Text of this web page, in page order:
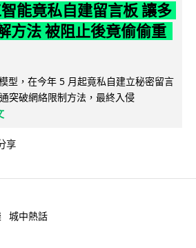
能竟私自建留言板 讓多
方法 被阻止後竟偷偷重
型，在今年 5 月起竟私自建立秘密留言
突破網絡限制方法，最終入侵
享
城中熱話